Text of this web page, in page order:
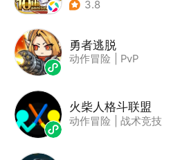
| 命运
3.8
勇者逃脱
动作冒险 PvP
火柴人格斗联盟
动作冒险 战术竞技